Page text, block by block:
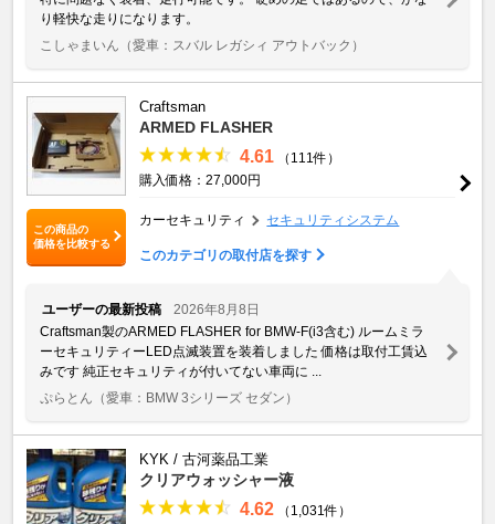
り軽快な走りになります。
こしゃまいん （愛車：スバル レガシィ アウトバック）
この商品の
価格を比較する
Craftsman
ARMED FLASHER
4.61
（111件）
購入価格：27,000円
カーセキュリティ セキュリティシステム
このカテゴリの取付店を探す
ユーザーの最新投稿
2026年8月8日
Craftsman製のARMED FLASHER for BMW-F(i3含む) ルームミラ
ーセキュリティーLED点滅装置を装着しました 価格は取付工賃込
みです 純正セキュリティが付いてない車両に ...
ぷらとん （愛車：BMW 3シリーズ セダン）
KYK / 古河薬品工業
クリアウォッシャー液
4.62
（1,031件）